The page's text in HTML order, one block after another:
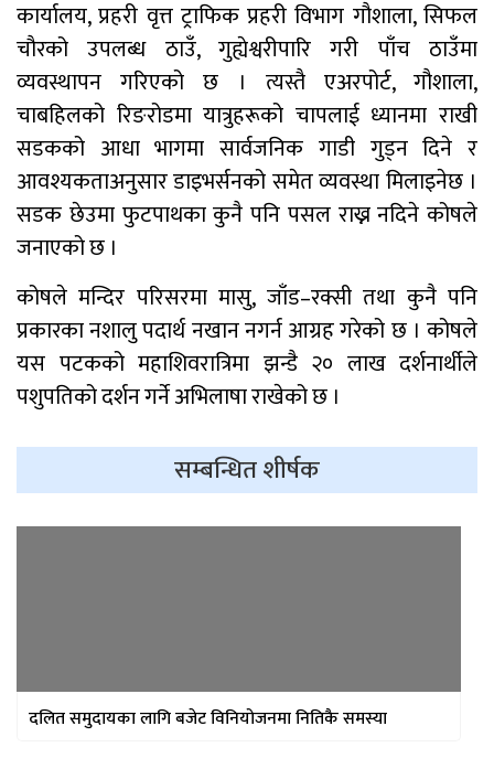
कार्यालय, प्रहरी वृत्त ट्राफिक प्रहरी विभाग गौशाला, सिफल
चौरको उपलब्ध ठाउँ, गुह्येश्वरीपारि गरी पाँच ठाउँमा
व्यवस्थापन गरिएको छ । त्यस्तै एअरपोर्ट, गौशाला,
चाबहिलको रिङरोडमा यात्रुहरूको चापलाई ध्यानमा राखी
सडकको आधा भागमा सार्वजनिक गाडी गुड्न दिने र
आवश्यकताअनुसार डाइभर्सनको समेत व्यवस्था मिलाइनेछ ।
सडक छेउमा फुटपाथका कुनै पनि पसल राख्न नदिने कोषले
जनाएको छ ।
कोषले मन्दिर परिसरमा मासु, जाँड–रक्सी तथा कुनै पनि
प्रकारका नशालु पदार्थ नखान नगर्न आग्रह गरेको छ । कोषले
यस पटकको महाशिवरात्रिमा झन्डै २० लाख दर्शनार्थीले
पशुपतिको दर्शन गर्ने अभिलाषा राखेको छ ।
सम्बन्धित शीर्षक
दलित समुदायका लागि बजेट विनियोजनमा नितिकै समस्या